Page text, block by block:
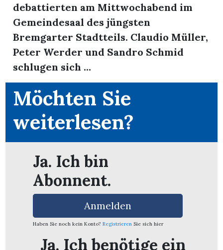
debattierten am Mittwochabend im
Gemeindesaal des jüngsten
Bremgarter Stadtteils. Claudio Müller,
Peter Werder und Sandro Schmid
schlugen sich ...
Möchten Sie
weiterlesen?
Ja. Ich bin
Abonnent.
Anmelden
Haben Sie noch kein Konto? Registrieren Sie sich hier
Ja. Ich benötige ein